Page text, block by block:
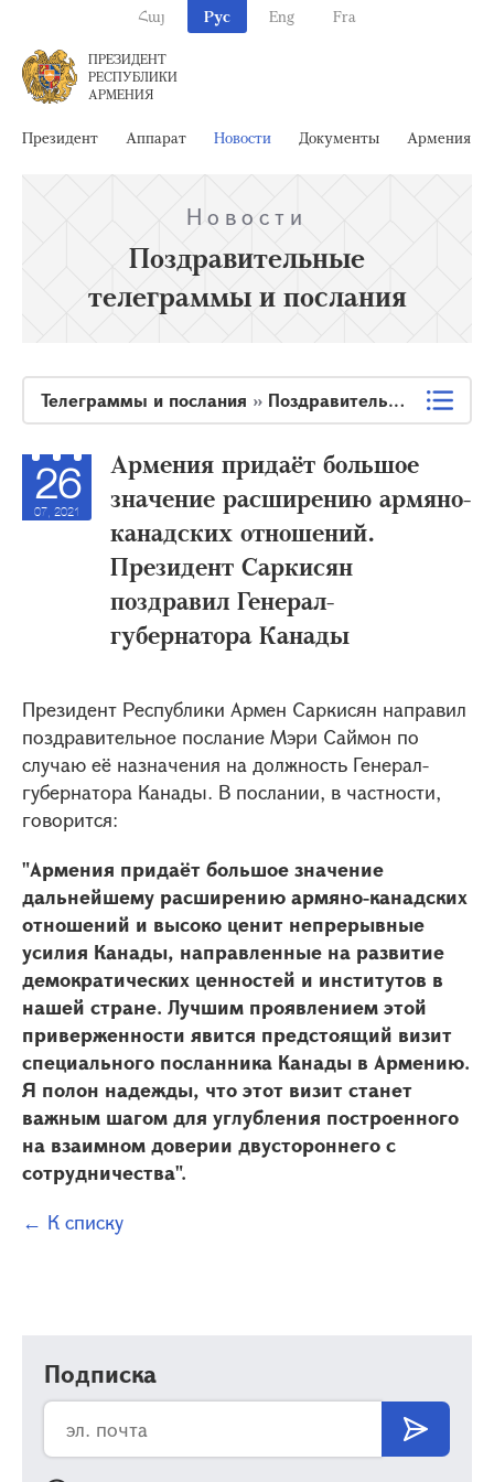
Հայ Рус Eng Fra
ПРЕЗИДЕНТ
РЕСПУБЛИКИ
АРМЕНИЯ
Президент Аппарат Новости Документы Армения
Новости
Поздравительные
телеграммы и послания
Телеграммы и послания » Поздравительные телеграммы и послания
26
07, 2021
Армения придаёт большое
значение расширению армяно-
канадских отношений.
Президент Саркисян
поздравил Генерал-
губернатора Канады
Президент Республики Армен Саркисян направил
поздравительное послание Мэри Саймон по
случаю её назначения на должность Генерал-
губернатора Канады. В послании, в частности,
говорится:
"Армения придаёт большое значение
дальнейшему расширению армяно-канадских
отношений и высоко ценит непрерывные
усилия Канады, направленные на развитие
демократических ценностей и институтов в
нашей стране. Лучшим проявлением этой
приверженности явится предстоящий визит
специального посланника Канады в Армению.
Я полон надежды, что этот визит станет
важным шагом для углубления построенного
на взаимном доверии двустороннего с
сотрудничества".
← К списку
Подписка